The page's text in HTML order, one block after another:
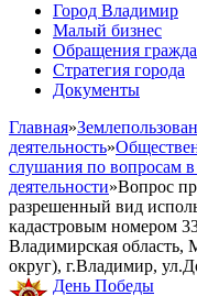
Город Владимир
Малый бизнес
Обращения
Стратегия города
Документы
Главная»
деятельность»
слушания по вопросам в
деятельности»Вопрос
разрешенный вид
кадастровым номером
Владимирская
округ), г.Владимир,
День Победы